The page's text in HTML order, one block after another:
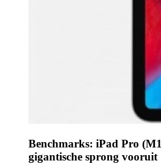
Benchmarks: iPad Pro
gigantische sprong vooruit